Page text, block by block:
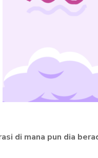
di mana pun dia